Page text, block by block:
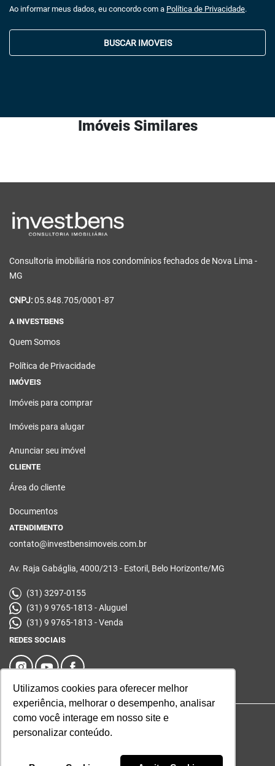
Utilizamos cookies para oferecer melhor
experiência, melhorar o desempenho, analisar
como você interage em nosso site e
personalizar conteúdo.
Ao informar meus dados, eu concordo com a Política de Privacidade.
BUSCAR IMOVEIS
Imóveis Similares
Consultoria imobiliária nos condomínios fechados de Nova Lima -
MG
CNPJ:05.848.705/0001-87
A INVESTBENS
Quem Somos
Política de Privacidade
IMÓVEIS
Imóveis para comprar
Imóveis para alugar
Anunciar seu imóvel
CLIENTE
Área do cliente
Documentos
ATENDIMENTO
contato@investbensimoveis.com.br
Av. Raja Gabáglia, 4000/213 - Estoril, Belo Horizonte/MG
(31) 3297-0155
(31) 9 9765-1813 - Aluguel
(31) 9 9765-1813 - Venda
REDES SOCIAIS
© 2026 | Investbens | Desenvolvido porUniversal Software.